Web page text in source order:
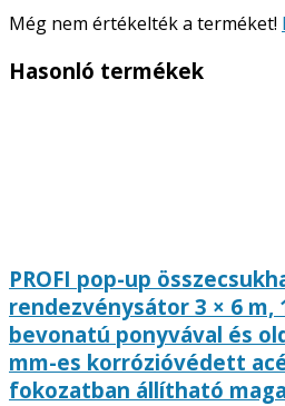
Még nem értékelték a terméket!
Hasonló termékek
PROFI pop-up
rendezvénysátor 3 × 6 m,
bevonatú ponyvával és
mm-es korrózióvédett
fokozatban állítható